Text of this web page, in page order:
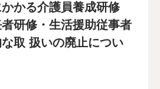
かる介護員養成研修
者研修・生活援助従事者
取 扱いの廃止につい
会について